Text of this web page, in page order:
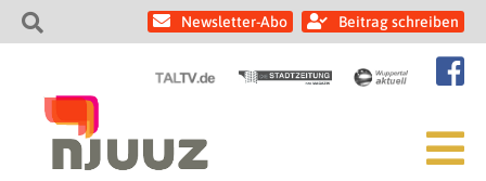
Newsletter-Abo Beitrag schreiben